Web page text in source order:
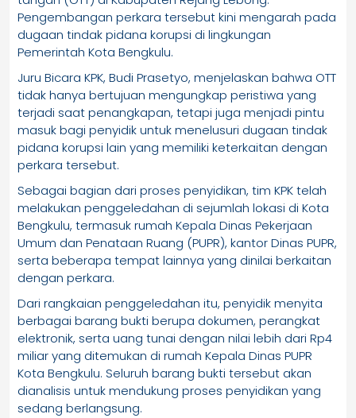
Pengembangan perkara tersebut kini mengarah pada
dugaan tindak pidana korupsi di lingkungan
Pemerintah Kota Bengkulu.
Juru Bicara KPK, Budi Prasetyo, menjelaskan bahwa OTT
tidak hanya bertujuan mengungkap peristiwa yang
terjadi saat penangkapan, tetapi juga menjadi pintu
masuk bagi penyidik untuk menelusuri dugaan tindak
pidana korupsi lain yang memiliki keterkaitan dengan
perkara tersebut.
Sebagai bagian dari proses penyidikan, tim KPK telah
melakukan penggeledahan di sejumlah lokasi di Kota
Bengkulu, termasuk rumah Kepala Dinas Pekerjaan
Umum dan Penataan Ruang (PUPR), kantor Dinas PUPR,
serta beberapa tempat lainnya yang dinilai berkaitan
dengan perkara.
Dari rangkaian penggeledahan itu, penyidik menyita
berbagai barang bukti berupa dokumen, perangkat
elektronik, serta uang tunai dengan nilai lebih dari Rp4
miliar yang ditemukan di rumah Kepala Dinas PUPR
Kota Bengkulu. Seluruh barang bukti tersebut akan
dianalisis untuk mendukung proses penyidikan yang
sedang berlangsung.